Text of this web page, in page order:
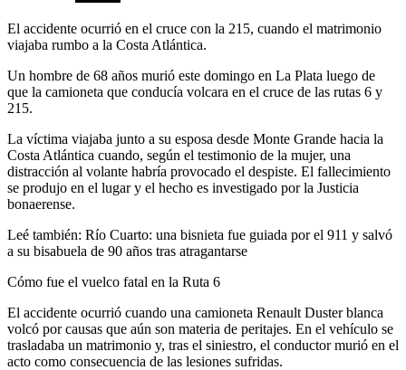
El accidente ocurrió en el cruce con la 215, cuando el matrimonio
viajaba rumbo a la Costa Atlántica.
Un hombre de 68 años murió este domingo en La Plata luego de
que la camioneta que conducía volcara en el cruce de las rutas 6 y
215.
La víctima viajaba junto a su esposa desde Monte Grande hacia la
Costa Atlántica cuando, según el testimonio de la mujer, una
distracción al volante habría provocado el despiste. El fallecimiento
se produjo en el lugar y el hecho es investigado por la Justicia
bonaerense.
Leé también: Río Cuarto: una bisnieta fue guiada por el 911 y salvó
a su bisabuela de 90 años tras atragantarse
Cómo fue el vuelco fatal en la Ruta 6
El accidente ocurrió cuando una camioneta Renault Duster blanca
volcó por causas que aún son materia de peritajes. En el vehículo se
trasladaba un matrimonio y, tras el siniestro, el conductor murió en el
acto como consecuencia de las lesiones sufridas.